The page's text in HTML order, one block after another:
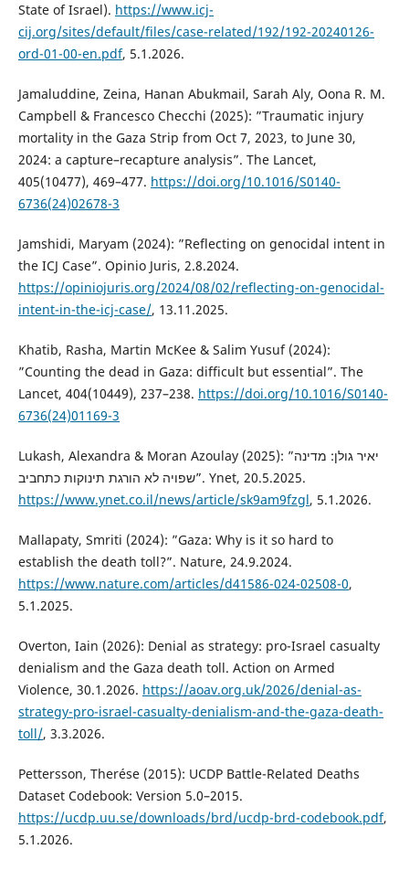
State of Israel). https://www.icj-
cij.org/sites/default/files/case-related/192/192-20240126-
ord-01-00-en.pdf, 5.1.2026.
Jamaluddine, Zeina, Hanan Abukmail, Sarah Aly, Oona R. M.
Campbell & Francesco Checchi (2025): ”Traumatic injury
mortality in the Gaza Strip from Oct 7, 2023, to June 30,
2024: a capture–recapture analysis”. The Lancet,
405(10477), 469–477. https://doi.org/10.1016/S0140-
6736(24)02678-3
Jamshidi, Maryam (2024): ”Reflecting on genocidal intent in
the ICJ Case”. Opinio Juris, 2.8.2024.
https://opiniojuris.org/2024/08/02/reflecting-on-genocidal-
intent-in-the-icj-case/, 13.11.2025.
Khatib, Rasha, Martin McKee & Salim Yusuf (2024):
”Counting the dead in Gaza: difficult but essential”. The
Lancet, 404(10449), 237–238. https://doi.org/10.1016/S0140-
6736(24)01169-3
Lukash, Alexandra & Moran Azoulay (2025): ”יאיר גולן: מדינה
שפויה לא הורגת תינוקות כתחביב”. Ynet, 20.5.2025.
https://www.ynet.co.il/news/article/sk9am9fzgl, 5.1.2026.
Mallapaty, Smriti (2024): ”Gaza: Why is it so hard to
establish the death toll?”. Nature, 24.9.2024.
https://www.nature.com/articles/d41586-024-02508-0,
5.1.2025.
Overton, Iain (2026): Denial as strategy: pro-Israel casualty
denialism and the Gaza death toll. Action on Armed
Violence, 30.1.2026. https://aoav.org.uk/2026/denial-as-
strategy-pro-israel-casualty-denialism-and-the-gaza-death-
toll/, 3.3.2026.
Pettersson, Therése (2015): UCDP Battle-Related Deaths
Dataset Codebook: Version 5.0–2015.
https://ucdp.uu.se/downloads/brd/ucdp-brd-codebook.pdf,
5.1.2026.